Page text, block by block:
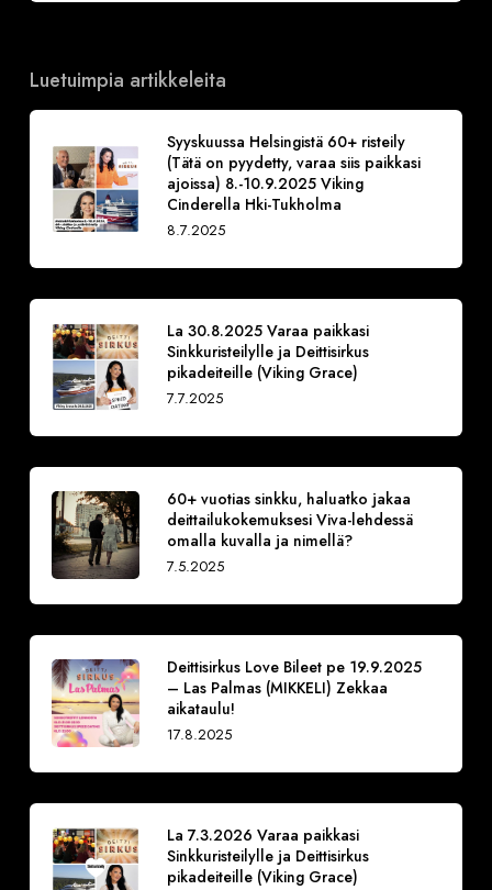
Luetuimpia artikkeleita
Syyskuussa Helsingistä 60+ risteily
(Tätä on pyydetty, varaa siis paikkasi
ajoissa) 8.-10.9.2025 Viking
Cinderella Hki-Tukholma
8.7.2025
La 30.8.2025 Varaa paikkasi
Sinkkuristeilylle ja Deittisirkus
pikadeiteille (Viking Grace)
7.7.2025
60+ vuotias sinkku, haluatko jakaa
deittailukokemuksesi Viva-lehdessä
omalla kuvalla ja nimellä?
7.5.2025
Deittisirkus Love Bileet pe 19.9.2025
– Las Palmas (MIKKELI) Zekkaa
aikataulu!
17.8.2025
La 7.3.2026 Varaa paikkasi
Sinkkuristeilylle ja Deittisirkus
pikadeiteille (Viking Grace)